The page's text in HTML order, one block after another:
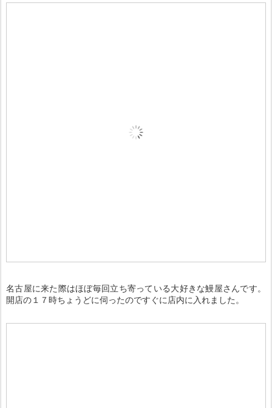
名古屋に来た際はほぼ毎回立ち寄っている大好きな鰻屋さんです。
開店の１７時ちょうどに伺ったのですぐに店内に入れました。